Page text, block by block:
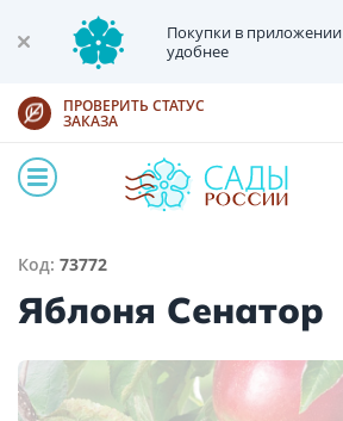
Покупки в приложении
удобнее
ПРОВЕРИТЬ СТАТУС
ЗАКАЗА
Код: 73772
Яблоня Сенатор